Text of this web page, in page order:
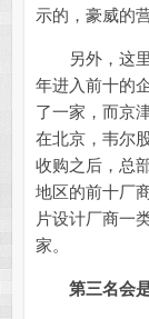
示的，豪威的
另外，这里
年进入前十的
了一家，而京
在北京，韦尔
收购之后，总
地区的前十厂
片设计厂商一
家。
第三名会